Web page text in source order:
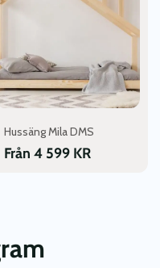
Hussäng Mila DMS
Från 4 599 KR